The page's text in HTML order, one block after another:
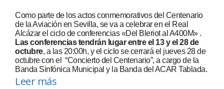
Como parte de los actos conmemorativos del Centenario
de la Aviación en Sevilla, se va a celebrar en el Real
Alcázar el ciclo de conferencias «Del Bleriot al A400M» .
Las conferencias tendrán lugar entre el 13 y el 28 de
octubre, a las 20:00h, y el ciclo se cerrará el jueves 28 de
octubre con el “Concierto del Centenario”, a cargo de la
Banda Sinfónica Municipal y la Banda del ACAR Tablada.
Leer más